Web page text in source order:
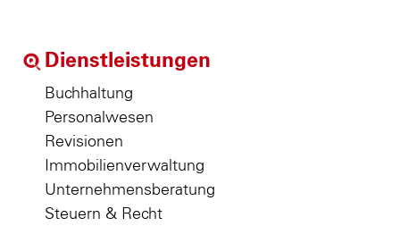
Dienstleistungen
Buchhaltung
Personalwesen
Revisionen
Immobilienverwaltung
Unternehmensberatung
Steuern & Recht